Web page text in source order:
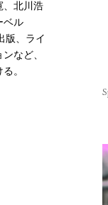
、北川浩
ベル
版、ライ
など、
。